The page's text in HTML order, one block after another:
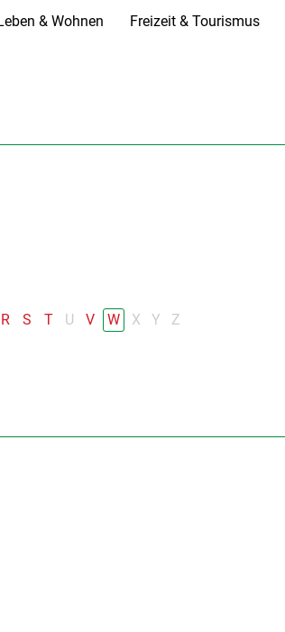
& Wohnen Freizeit & Tourismus
R S T U V W X Y
Z